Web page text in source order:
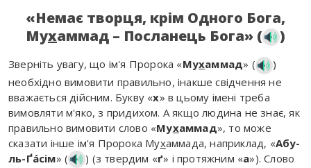
«Немає творця, крім Одного Бога,
Мухаммад – Посланець Бога» ( )
Зверніть увагу, що ім'я Пророка «Мухаммад» (
)
необхідно вимовити правильно, інакше свідчення не
вважається дійсним. Букву «х» в цьому імені треба
вимовляти м'яко, з придихом. А якщо людина не знає, як
правильно вимовити слово «Мухаммад», то може
сказати інше ім'я Пророка Мухаммада, наприклад, «Абу-
ль-Ґáсім» ( ) (з твердим «ґ» і протяжним «а»). Слово